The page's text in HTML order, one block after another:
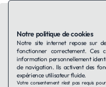
Contactez-nousQui
Politique de
Notre politique de cookies
Notre site internet repose sur
fonctionner correctement. Ces
information personnellement
de navigation. Ils activent des
expérience utilisateur fluide.
Votre consentement n'est pas requis